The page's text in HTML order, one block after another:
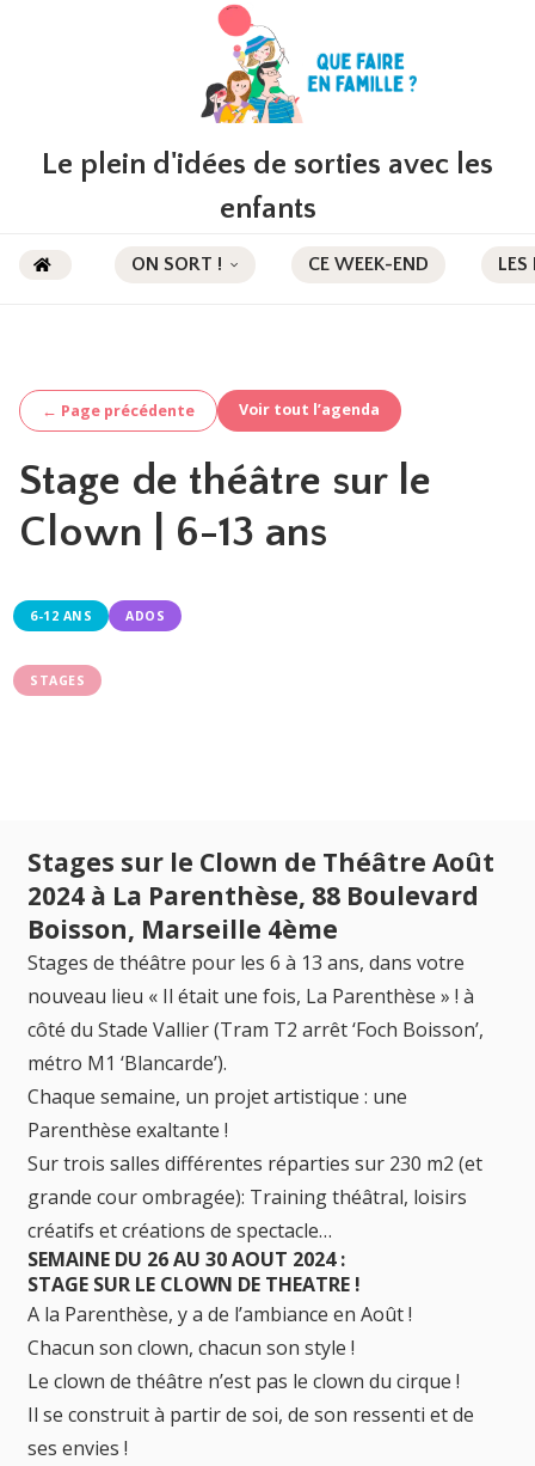
Le plein d'idées de sorties avec les
enfants
ON SORT ! CE WEEK-END LES
← Page précédente Voir tout l’agenda
Stage de théâtre sur le
Clown | 6-13 ans
6-12 ANS ADOS
STAGES
Stages sur le Clown de Théâtre Août
2024 à La Parenthèse, 88 Boulevard
Boisson, Marseille 4ème
Stages de théâtre pour les 6 à 13 ans, dans votre
nouveau lieu « Il était une fois, La Parenthèse » ! à
côté du Stade Vallier (Tram T2 arrêt ‘Foch Boisson’,
métro M1 ‘Blancarde’).
Chaque semaine, un projet artistique : une
Parenthèse exaltante !
Sur trois salles différentes réparties sur 230 m2 (et
grande cour ombragée): Training théâtral, loisirs
créatifs et créations de spectacle…
SEMAINE DU 26 AU 30 AOUT 2024 :
STAGE SUR LE CLOWN DE THEATRE !
A la Parenthèse, y a de l’ambiance en Août !
Chacun son clown, chacun son style !
Le clown de théâtre n’est pas le clown du cirque !
Il se construit à partir de soi, de son ressenti et de
ses envies !